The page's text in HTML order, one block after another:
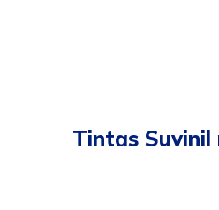
Tintas Suvinil